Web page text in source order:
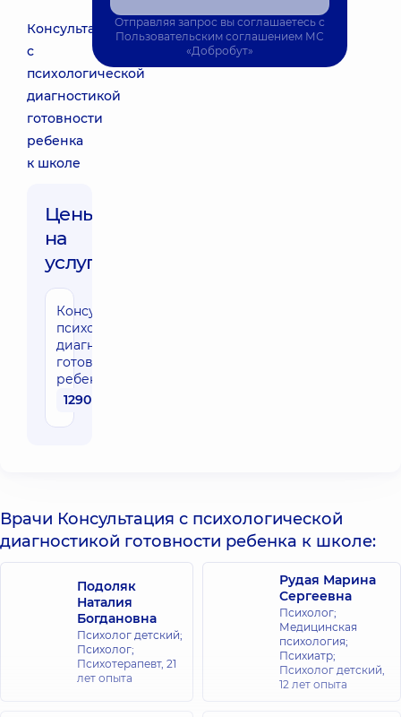
Консультация
с
психологической
диагностикой
готовности
ребенка
к школе
Цены
на
услуги:
Консультация с
психологической
диагностикой
готовности
ребенка к школе
1290 грн
Отправляя запрос вы соглашаетесь с
Пользовательским соглашением МС
«Добробут»
Врачи Консультация с психологической
диагностикой готовности ребенка к школе:
Подоляк
Наталия
Богдановна
Психолог детский;
Психолог;
Психотерапевт, 21
лет опыта
Рудая Марина
Сергеевна
Психолог;
Медицинская
психология;
Психиатр;
Психолог детский,
12 лет опыта